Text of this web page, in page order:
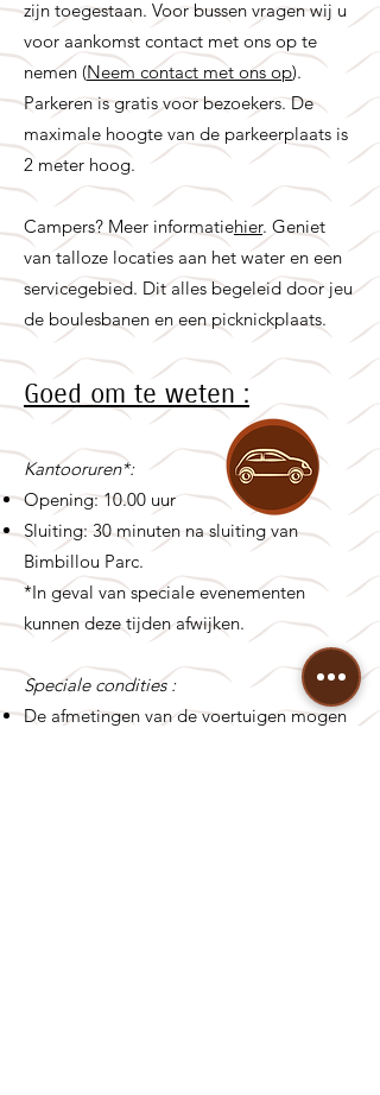
zijn toegestaan. Voor bussen vragen wij u
voor aankomst contact met ons op te
nemen (Neem contact met ons op).
Parkeren is gratis voor bezoekers. De
maximale hoogte van de parkeerplaats is
2 meter hoog.
Campers? Meer informatiehier. Geniet
van talloze locaties aan het water en een
servicegebied. Dit alles begeleid door jeu
de boulesbanen en een picknickplaats.
Goed om te weten :
Kantooruren*:
Opening: 10.00 uur
Sluiting: 30 minuten na sluiting van
Bimbillou Parc.
*In geval van speciale evenementen
kunnen deze tijden afwijken.
Speciale condities :
De afmetingen van de voertuigen mogen